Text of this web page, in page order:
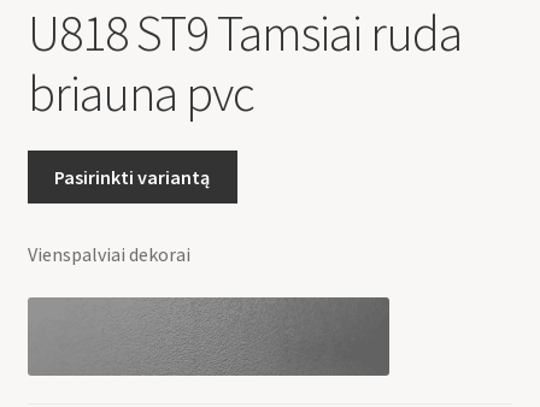
U818 ST9 Tamsiai ruda
briauna pvc
Pasirinkti variantą
Vienspalviai dekorai